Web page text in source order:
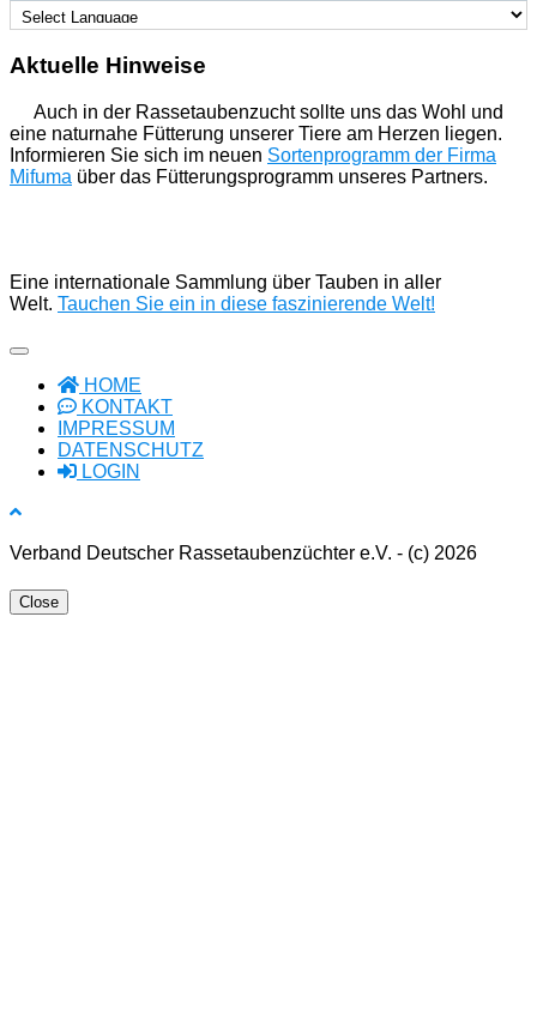
Aktuelle Hinweise
Auch in der Rassetaubenzucht sollte uns das Wohl und
eine naturnahe Fütterung unserer Tiere am Herzen liegen.
Informieren Sie sich im neuen Sortenprogramm der Firma
Mifuma über das Fütterungsprogramm unseres Partners.
Eine internationale Sammlung über Tauben in aller
Welt. Tauchen Sie ein in diese faszinierende Welt!
HOME
KONTAKT
IMPRESSUM
DATENSCHUTZ
LOGIN
Verband Deutscher Rassetaubenzüchter e.V. - (c) 2026
Close